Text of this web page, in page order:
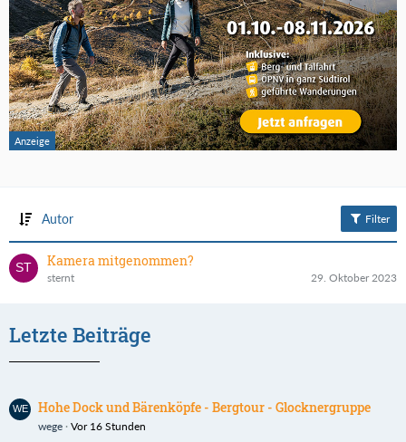
Autor Filter
Kamera mitgenommen?
sternt 29. Oktober 2023
Letzte Beiträge
Hohe Dock und Bärenköpfe - Bergtour - Glocknergruppe
wege Vor 16 Stunden